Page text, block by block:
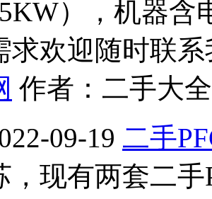
），机器含
求欢迎随时联
作者：二手大
09-19 二手
，现有两套二